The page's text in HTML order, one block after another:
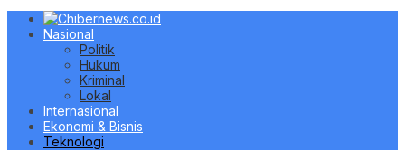
Nasional
Politik
Hukum
Kriminal
Lokal
Internasional
Ekonomi & Bisnis
Teknologi